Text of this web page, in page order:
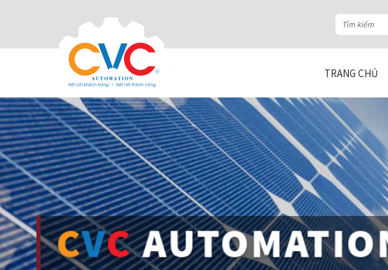
TRANG CHỦ